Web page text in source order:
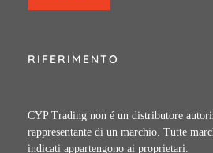
RIFERIMENTO
CYP Trading non é un distributore
rappresentante di un marchio. Tutte
indicati appartengono ai proprietari.